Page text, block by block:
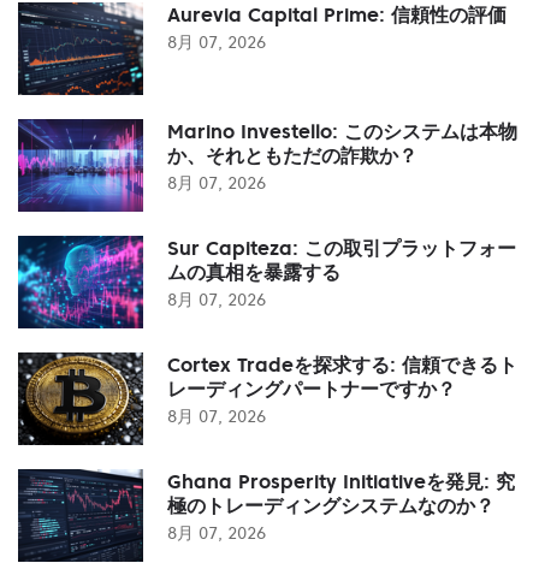
Aurevia Capital Prime: 信頼性の評価
8月 07, 2026
Marino Investello: このシステムは本物
か、それともただの詐欺か？
8月 07, 2026
Sur Capiteza: この取引プラットフォー
ムの真相を暴露する
8月 07, 2026
Cortex Tradeを探求する: 信頼できるト
レーディングパートナーですか？
8月 07, 2026
Ghana Prosperity Initiativeを発見: 究
極のトレーディングシステムなのか？
8月 07, 2026